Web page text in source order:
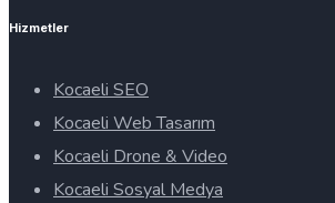
Hizmetler
Kocaeli SEO
Kocaeli Web Tasarım
Kocaeli Drone & Video
Kocaeli Sosyal Medya